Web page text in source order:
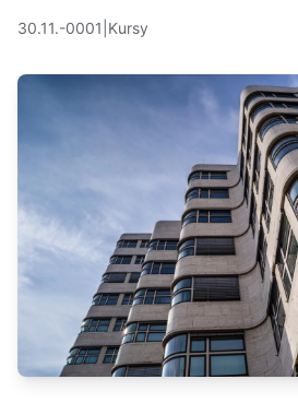
30.11.-0001 Kursy